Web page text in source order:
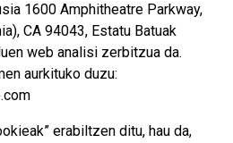
1600 Amphitheatre Parkway,
CA 94043, Estatu Batuak
web analisi zerbitzua da.
aurkituko duzu:
erabiltzen ditu, hau da,